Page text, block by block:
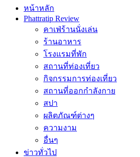
หน้าหลัก
Phattratip Review
คาเฟ่ร้านนั่งเล่น
ร้านอาหาร
โรงแรมที่พัก
สถานที่ท่องเที่ยว
กิจกรรมการท่องเที่ยว
สถานที่ออกกำลังกาย
สปา
ผลิตภัณฑ์ต่างๆ
ความงาม
อื่นๆ
ข่าวทั่วไป